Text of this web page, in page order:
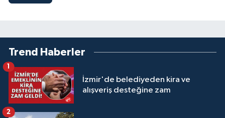
Trend Haberler
İzmir'de belediyeden kira ve
alışveriş desteğine zam
1
2